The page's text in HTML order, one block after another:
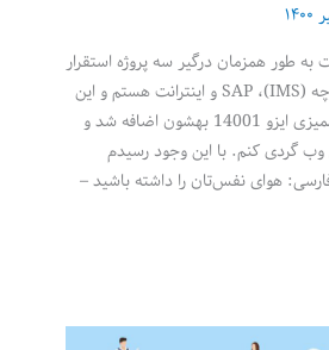
طور همزمان درگیر سه پروژه استقرار
سیستم مدیریت یکپارچه (IMS)، SAP و اینترانت هستم و این
دو هفته هم دوره سرممیزی ایزو 14001 بهشون اضافه شد و
وب گردی کنم. با این وجود رسیدم
هوای نفس‌تان را داشته باشید –